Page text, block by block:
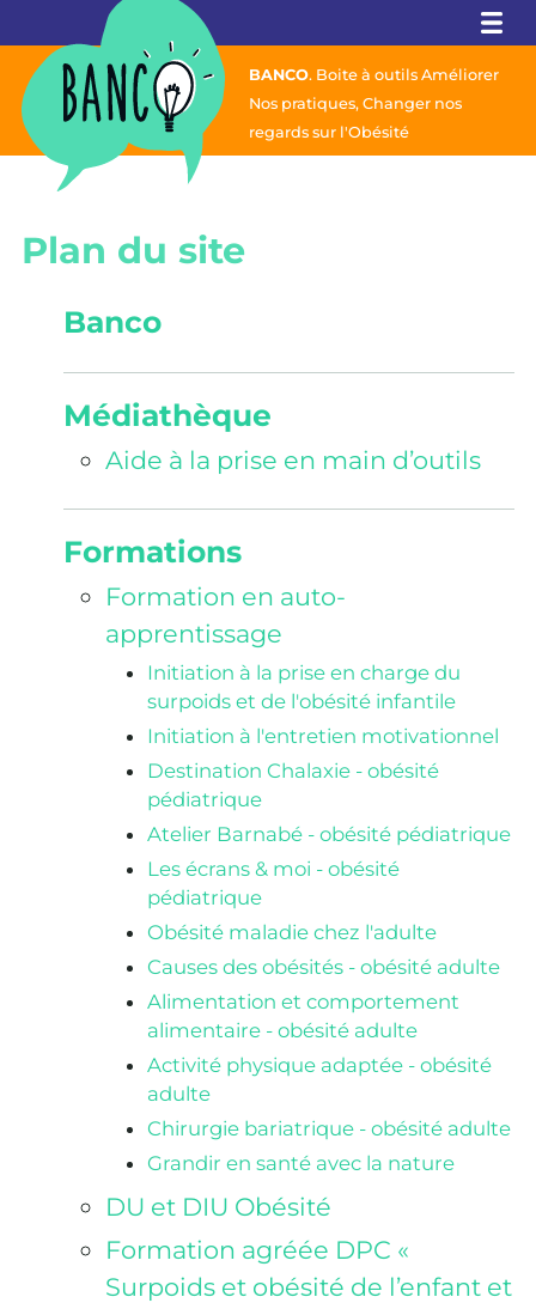
BANCO. Boite à outils Améliorer
Nos pratiques, Changer nos
regards sur l'Obésité
Plan du site
Banco
Médiathèque
Aide à la prise en main d’outils
Formations
Formation en auto-
apprentissage
Initiation à la prise en charge du
surpoids et de l'obésité infantile
Initiation à l'entretien motivationnel
Destination Chalaxie - obésité
pédiatrique
Atelier Barnabé - obésité pédiatrique
Les écrans & moi - obésité
pédiatrique
Obésité maladie chez l'adulte
Causes des obésités - obésité adulte
Alimentation et comportement
alimentaire - obésité adulte
Activité physique adaptée - obésité
adulte
Chirurgie bariatrique - obésité adulte
Grandir en santé avec la nature
DU et DIU Obésité
Formation agréée DPC «
Surpoids et obésité de l’enfant et